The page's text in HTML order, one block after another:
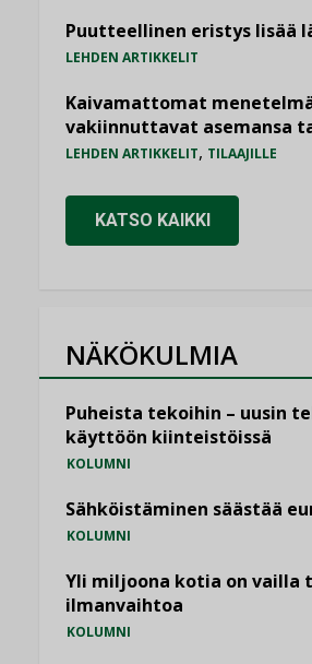
Puutteellinen eristys lisää
LEHDEN ARTIKKELIT
Kaivamattomat
vakiinnuttavat asemansa
LEHDEN ARTIKKELIT, TILAAJILLE
KATSO KAIKKI
NÄKÖKULMIA
Puheista tekoihin – uusin
käyttöön kiinteistöissä
KOLUMNI
Sähköistäminen säästää
KOLUMNI
Yli miljoona kotia on vailla
ilmanvaihtoa
KOLUMNI